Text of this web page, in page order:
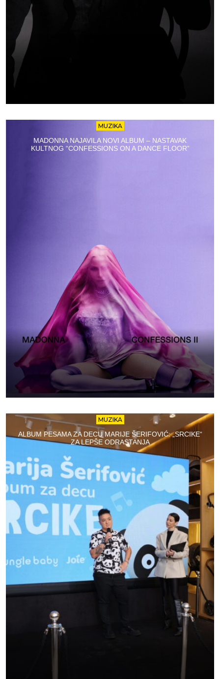
MUZIKA
MADONNA NAJAVILA NOVI ALBUM – NASTAVAK
KULTNOG “CONFESSIONS ON A DANCE FLOOR”
MUZIKA
ALBUM PESAMA ZA DECU MARIJE ŠERIFOVIĆ: „SRCIKE“
ZA LEPŠE ODRASTANJA